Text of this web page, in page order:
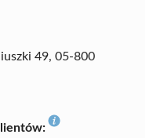
49, 05-800